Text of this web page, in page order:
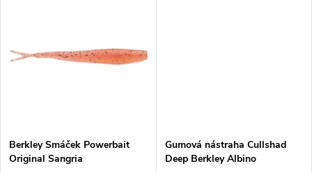
k
k
ů
Berkley Smáček Powerbait
Original Sangria
Gumová nástraha Cullshad
Deep Berkley Albino